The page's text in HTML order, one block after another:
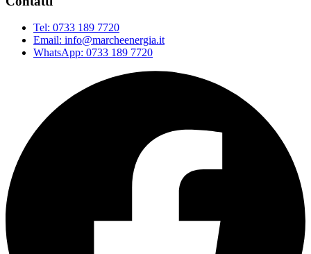
Tel: 0733 189 7720
Email: info@marcheenergia.it
WhatsApp: 0733 189 7720